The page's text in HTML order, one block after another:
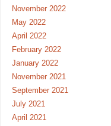
November 2022
May 2022
April 2022
February 2022
January 2022
November 2021
September 2021
July 2021
April 2021